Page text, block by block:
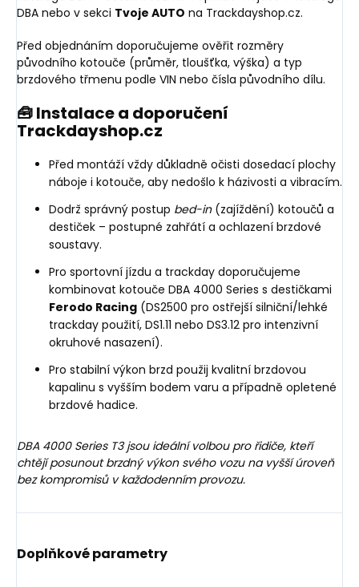
DBA nebo v sekci Tvoje AUTO na Trackdayshop.cz.
Před objednáním doporučujeme ověřit rozměry
původního kotouče (průměr, tloušťka, výška) a typ
brzdového třmenu podle VIN nebo čísla původního dílu.
🧰 Instalace a doporučení
Trackdayshop.cz
Před montáží vždy důkladně očisti dosedací plochy
náboje i kotouče, aby nedošlo k házivosti a vibracím.
Dodrž správný postup bed-in(zajíždění) kotoučů a
destiček – postupné zahřátí a ochlazení brzdové
soustavy.
Pro sportovní jízdu a trackday doporučujeme
kombinovat kotouče DBA 4000 Series s destičkami
Ferodo Racing (DS2500 pro ostřejší silniční/lehké
trackday použití, DS1.11 nebo DS3.12 pro intenzivní
okruhové nasazení).
Pro stabilní výkon brzd použij kvalitní brzdovou
kapalinu s vyšším bodem varu a případně opletené
brzdové hadice.
DBA 4000 Series T3 jsou ideální volbou pro řidiče, kteří
chtějí posunout brzdný výkon svého vozu na vyšší úroveň
bez kompromisů v každodenním provozu.
Doplňkové parametry